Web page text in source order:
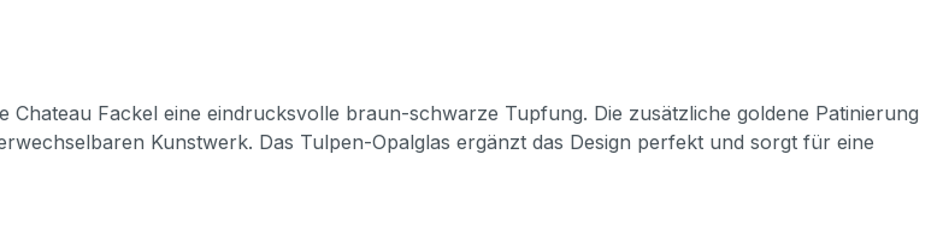
Chateau Fackel eine eindrucksvolle braun-schwarze Tupfung. Die zusätzliche goldene Patinierung
Kunstwerk. Das Tulpen-Opalglas ergänzt das Design perfekt und sorgt für eine